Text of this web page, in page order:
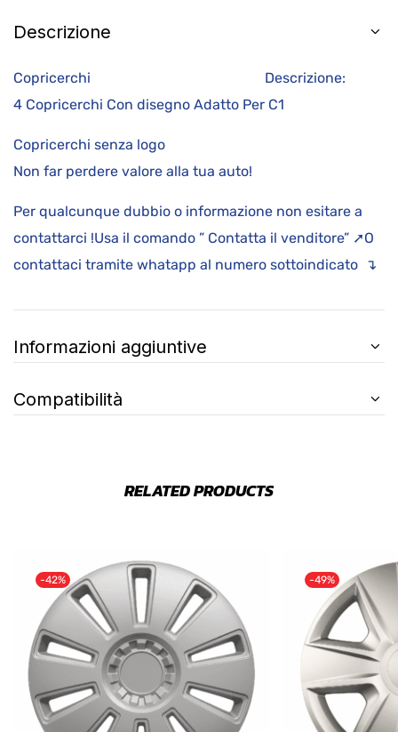
Descrizione
Copricerchi Descrizione:
4 Copricerchi Con disegno Adatto Per C1
Copricerchi senza logo
Non far perdere valore alla tua auto!
Per qualcunque dubbio o informazione non esitare a
contattarci !Usa il comando ” Contatta il venditore” ➚O
contattaci tramite whatapp al numero sottoindicato ↴
Informazioni aggiuntive
Compatibilità
RELATED PRODUCTS
-42% -49%